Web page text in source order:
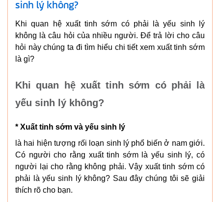
sinh lý không?
Khi quan hệ xuất tinh sớm có phải là yếu sinh lý
không là câu hỏi của nhiều người. Để trả lời cho câu
hỏi này chúng ta đi tìm hiểu chi tiết xem xuất tinh sớm
là gì?
Khi quan hệ xuất tinh sớm có phải là
yếu sinh lý không?
* Xuất tinh sớm và yếu sinh lý
là hai hiện tượng rối loạn sinh lý phổ biến ở nam giới.
Có người cho rằng xuất tinh sớm là yếu sinh lý, có
người lại cho rằng không phải. Vậy xuất tinh sớm có
phải là yếu sinh lý không? Sau đây chúng tôi sẽ giải
thích rõ cho bạn.